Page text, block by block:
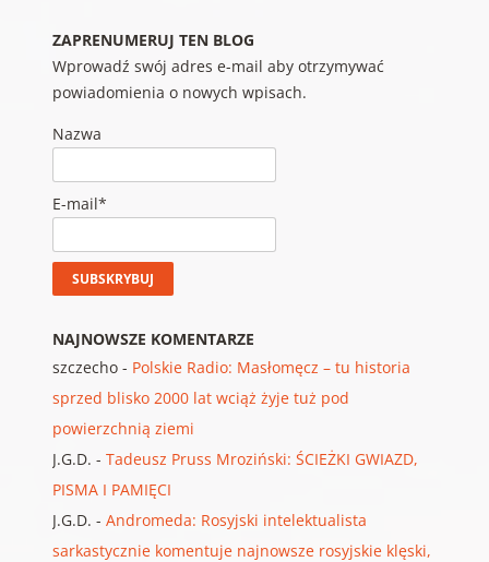
ZAPRENUMERUJ TEN BLOG
Wprowadź swój adres e-mail aby otrzymywać
powiadomienia o nowych wpisach.
Nazwa
E-mail*
NAJNOWSZE KOMENTARZE
szczecho- Polskie Radio: Masłomęcz – tu historia
sprzed blisko 2000 lat wciąż żyje tuż pod
powierzchnią ziemi
J.G.D. - Tadeusz Pruss Mroziński: ŚCIEŻKI GWIAZD,
PISMA I PAMIĘCI
J.G.D. - Andromeda: Rosyjski intelektualista
sarkastycznie komentuje najnowsze rosyjskie klęski,